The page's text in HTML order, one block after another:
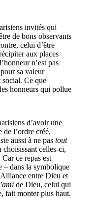
invités qui
de bons observants
celui d’être
aux places
n’est pas
sa valeur
social. Ce que
honneurs qui pollue
d’avoir une
l’ordre créé.
aussi à ne pas tout
celles-ci,
ce repas est
– dans la symbolique
entre Dieu et
de Dieu, celui qui
fait monter plus haut.